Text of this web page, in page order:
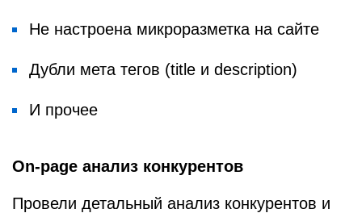
Не настроена микроразметка на сайте
Дубли мета тегов (title и description)
И прочее
On-page анализ конкурентов
Провели детальный анализ конкурентов и